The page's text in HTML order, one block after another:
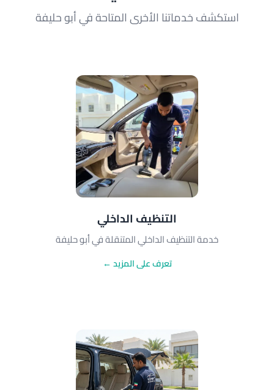
استكشف خدماتنا الأخرى المتاحة في أبو حليفة
التنظيف الداخلي
خدمة التنظيف الداخلي المتنقلة في أبو حليفة
تعرف على المزيد ←